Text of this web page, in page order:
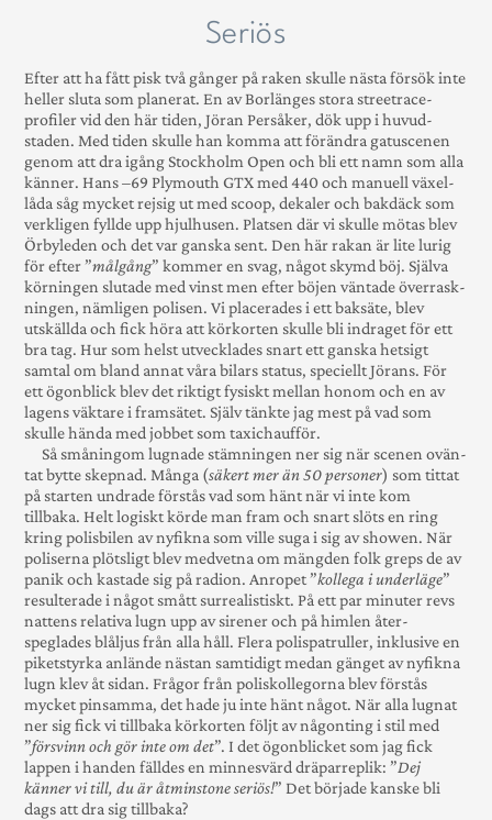
Seriös
Efter att ha fått pisk två gånger på raken skulle nästa försök inte
heller sluta som planerat. En av Borlänges stora streetrace-
profiler vid den här tiden, Jöran Persåker, dök upp i huvud­
staden. Med tiden skulle han komma att för­ändra gatu­scenen
genom att dra igång Stock­holm Open och bli ett namn som alla
känner. Hans –69 Plymouth GTX med 440 och manuell växel­
låda såg mycket rejsig ut med scoop, dekaler och bakdäck som
verkligen fyllde upp hjul­husen. Platsen där vi skulle mötas blev
Örby­leden och det var ganska sent. Den här rakan är lite lurig
för efter ”målgång” kommer en svag, något skymd böj. Själva
kör­ningen slutade med vinst men efter böjen vän­tade överrask­
ningen, näm­ligen polisen. Vi place­rades i ett bak­säte, blev
utskällda och fick höra att kör­korten skulle bli indraget för ett
bra tag. Hur som helst utvecklades snart ett gan­ska hetsigt
samtal om bland annat våra bilars status, speciellt Jörans. För
ett ögon­blick blev det rik­tigt fysiskt mellan honom och en av
lagens väktare i fram­sätet. Själv tänkte jag mest på vad som
skulle hända med jobbet som taxi­chaufför.
Så små­ningom lugnade stäm­ningen ner sig när scenen ovän­
tat bytte skep­nad. Många (säkert mer än 50 personer) som tittat
på starten undrade för­stås vad som hänt när vi inte kom
tillbaka. Helt logiskt körde man fram och snart slöts en ring
kring polis­bilen av nyfikna som ville suga i sig av showen. När
poli­serna plötsligt blev med­vetna om mäng­den folk greps de av
panik och kastade sig på radion. Anropet ”kollega i underläge”
resulterade i något smått surrea­lis­tiskt. På ett par minuter revs
nattens rela­tiva lugn upp av sirener och på himlen åter­
speglades blåljus från alla håll. Flera polis­patruller, inklu­sive en
piket­styrka anlände nästan sam­­ti­digt medan gänget av nyfikna
lugn klev åt sidan. Frågor från polis­kollegorna blev förstås
mycket pin­samma, det hade ju inte hänt något. När alla lugnat
ner sig fick vi till­baka kör­kor­ten följt av någon­ting i stil med
”försvinn och gör inte om det”. I det ögon­blicket som jag fick
lappen i han­den fälldes en minnes­värd dräpar­replik: ”Dej
känner vi till, du är åtmin­stone seriös!” Det började kan­ske bli
dags att dra sig tillbaka?